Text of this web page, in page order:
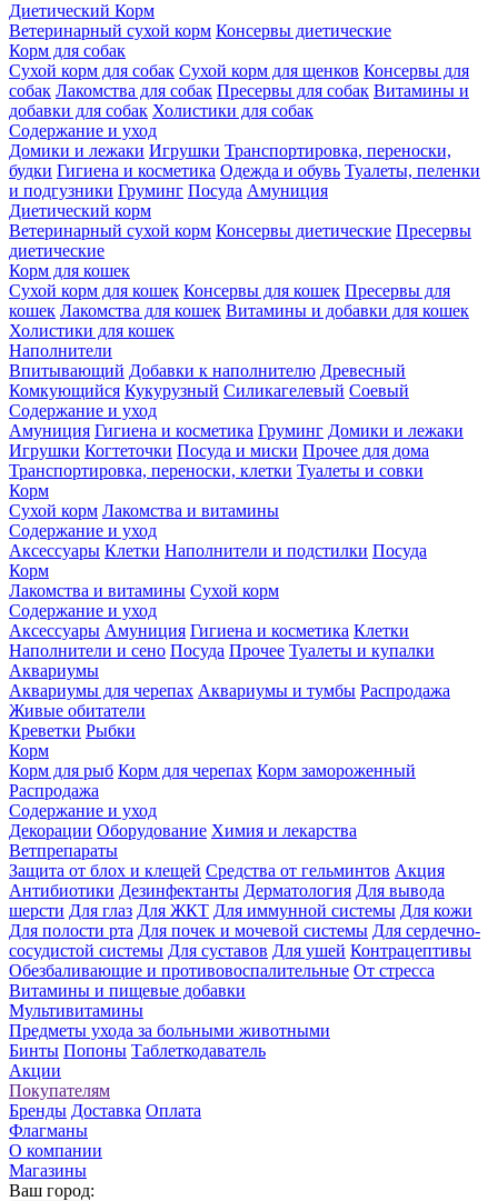
Диетический Корм
Ветеринарный сухой корм Консервы диетические
Корм для собак
Сухой корм для собак Сухой корм для щенков Консервы для
собак Лакомства для собак Пресервы для собак Витамины и
добавки для собак Холистики для собак
Содержание и уход
Домики и лежаки Игрушки Транспортировка, переноски,
будки Гигиена и косметика Одежда и обувь Туалеты, пеленки
и подгузники Груминг Посуда Амуниция
Диетический корм
Ветеринарный сухой корм Консервы диетические Пресервы
диетические
Корм для кошек
Сухой корм для кошек Консервы для кошек Пресервы для
кошек Лакомства для кошек Витамины и добавки для кошек
Холистики для кошек
Наполнители
Впитывающий Добавки к наполнителю Древесный
Комкующийся Кукурузный Силикагелевый Соевый
Содержание и уход
Амуниция Гигиена и косметика Груминг Домики и лежаки
Игрушки Когтеточки Посуда и миски Прочее для дома
Транспортировка, переноски, клетки Туалеты и совки
Корм
Сухой корм Лакомства и витамины
Содержание и уход
Аксессуары Клетки Наполнители и подстилки Посуда
Корм
Лакомства и витамины Сухой корм
Содержание и уход
Аксессуары Амуниция Гигиена и косметика Клетки
Наполнители и сено Посуда Прочее Туалеты и купалки
Аквариумы
Аквариумы для черепах Аквариумы и тумбы Распродажа
Живые обитатели
Креветки Рыбки
Корм
Корм для рыб Корм для черепах Корм замороженный
Распродажа
Содержание и уход
Декорации Оборудование Химия и лекарства
Ветпрепараты
Защита от блох и клещей Средства от гельминтов Акция
Антибиотики Дезинфектанты Дерматология Для вывода
шерсти Для глаз Для ЖКТ Для иммунной системы Для кожи
Для полости рта Для почек и мочевой системы Для сердечно-
сосудистой системы Для суставов Для ушей Контрацептивы
Обезбаливающие и противовоспалительные От стресса
Витамины и пищевые добавки
Мультивитамины
Предметы ухода за больными животными
Бинты Попоны Таблеткодаватель
Акции
Покупателям
Бренды Доставка Оплата
Флагманы
О компании
Магазины
Ваш город: